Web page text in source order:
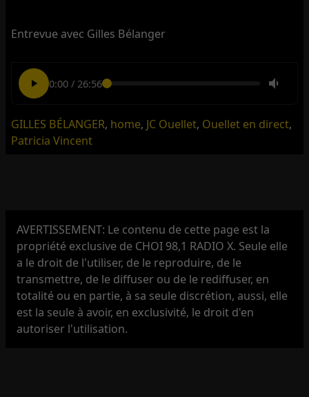
Entrevue avec Gilles Bélanger
0:00/ 26:56
GILLES BÉLANGER, home, JC Ouellet, Ouellet en direct,
Patricia Vincent
AVERTISSEMENT: Le contenu de cette page est la
propriété exclusive de CHOI 98,1 RADIO X. Seule elle
a le droit de l'utiliser, de le reproduire, de le
transmettre, de le diffuser ou de le rediffuser, en
totalité ou en partie, à sa seule discrétion, aussi, elle
est la seule à avoir, en exclusivité, le droit d'en
autoriser l'utilisation.